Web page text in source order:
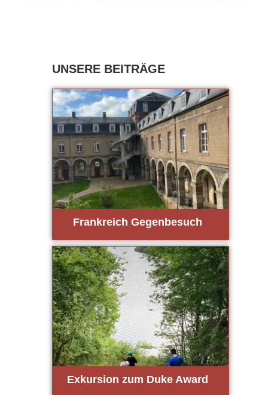
Frank­reich Gegen­be­such
Exkur­si­on zum Duke Award